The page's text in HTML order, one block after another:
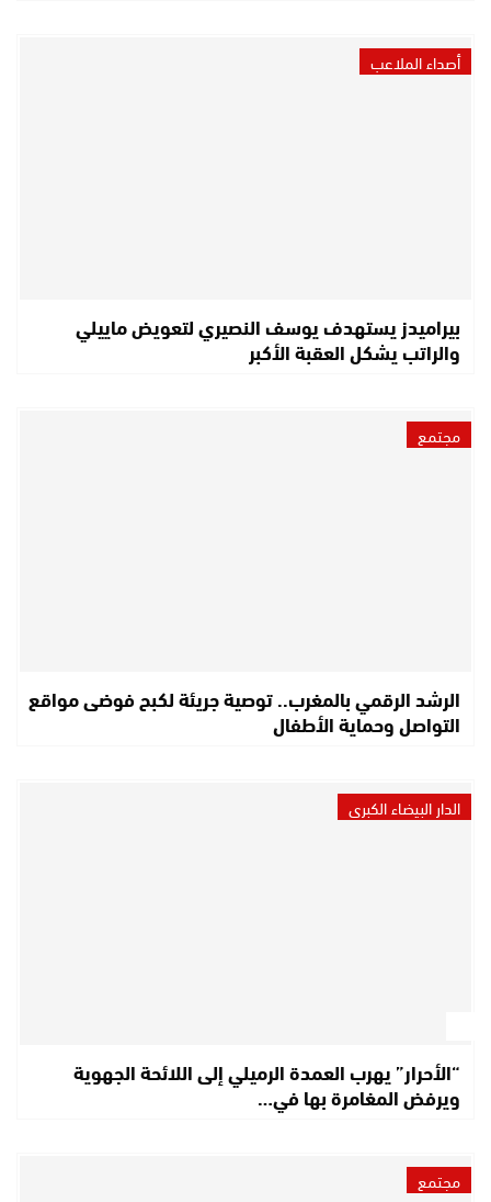
أصداء الملاعب
بيراميدز يستهدف يوسف النصيري لتعويض ماييلي
والراتب يشكل العقبة الأكبر
مجتمع
الرشد الرقمي بالمغرب.. توصية جريئة لكبح فوضى مواقع
التواصل وحماية الأطفال
الدار البيضاء الكبرى
“الأحرار” يهرب العمدة الرميلي إلى اللائحة الجهوية
ويرفض المغامرة بها في…
مجتمع